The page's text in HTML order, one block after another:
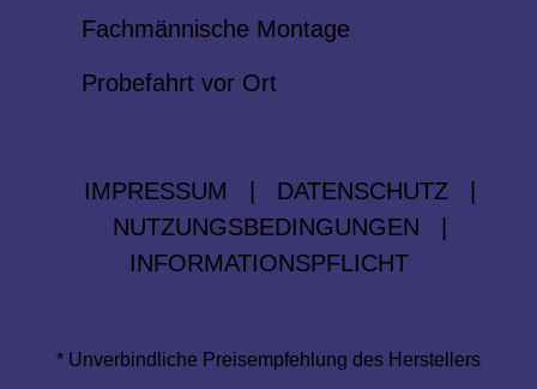
Fachmännische Montage
Probefahrt vor Ort
IMPRESSUM DATENSCHUTZ
NUTZUNGSBEDINGUNGEN
INFORMATIONSPFLICHT
* Unverbindliche Preisempfehlung des Herstellers